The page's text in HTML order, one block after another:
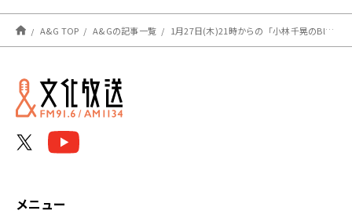
分)
A&G TOP A&Gの記事一覧 1月27日(木)21時からの「小林千晃のBlue Monologue」は生放送でお送りします！
メニュー